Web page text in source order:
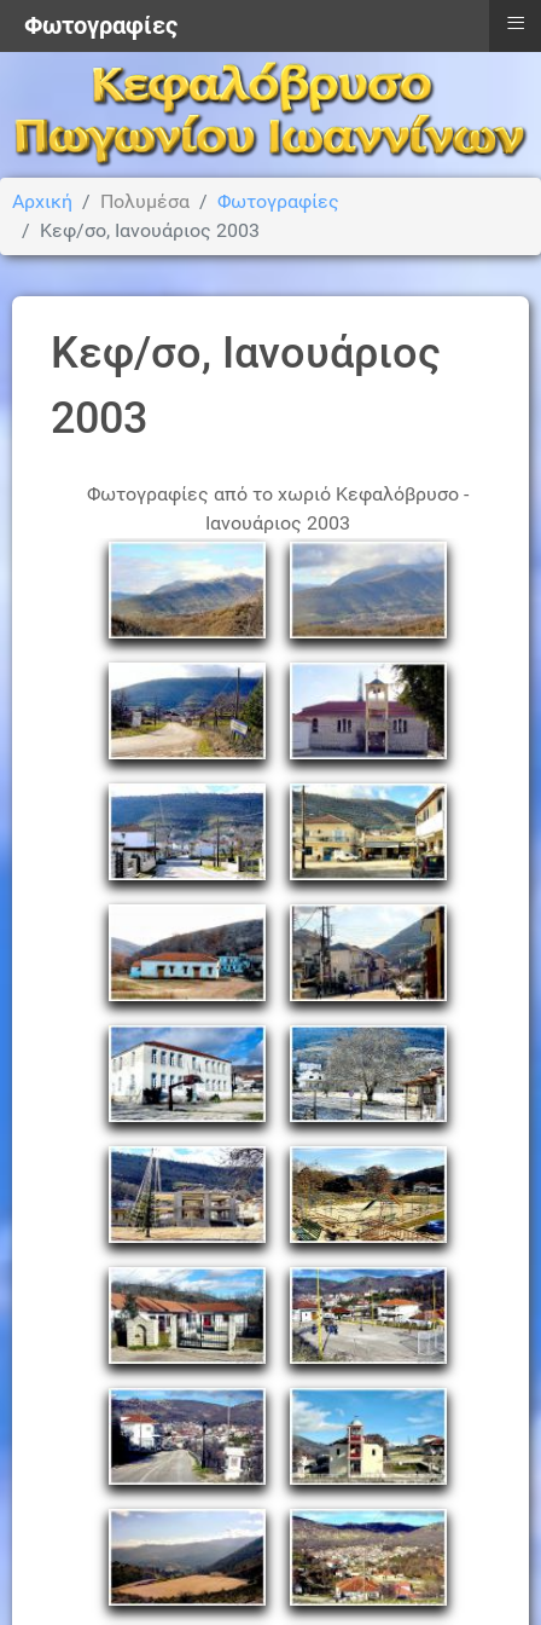
Αρχική Πολυμέσα
Φωτoγραφίες
Κεφ/σο, Ιανουάριος 2003
Κεφ/σο, Ιανουάριος
2003
Φωτογραφίες από το χωριό Κεφαλόβρυσο -
Ιανουάριος 2003
Φωτoγραφίες ≡